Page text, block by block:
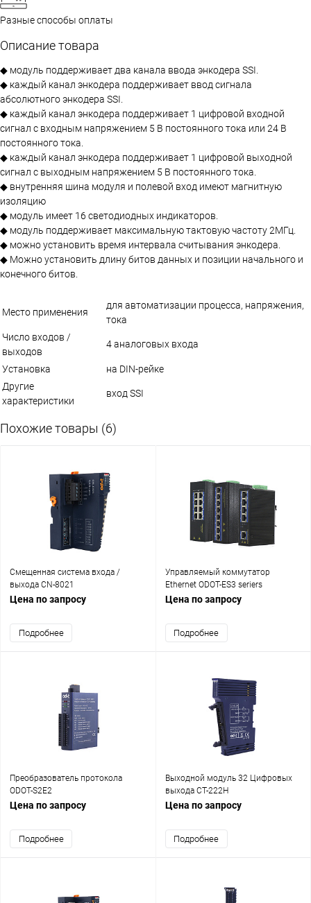
Разные способы оплаты
Описание товара
◆ модуль поддерживает два канала ввода энкодера SSI.
◆ каждый канал энкодера поддерживает ввод сигнала
абсолютного энкодера SSI.
◆ каждый канал энкодера поддерживает 1 цифровой входной
сигнал с входным напряжением 5 В постоянного тока или 24 В
постоянного тока.
◆ каждый канал энкодера поддерживает 1 цифровой выходной
сигнал с выходным напряжением 5 В постоянного тока.
◆ внутренняя шина модуля и полевой вход имеют магнитную
изоляцию
◆ модуль имеет 16 светодиодных индикаторов.
◆ модуль поддерживает максимальную тактовую частоту 2МГц.
◆ можно установить время интервала считывания энкодера.
◆ Можно установить длину битов данных и позиции начального и
конечного битов.
Место применения
для автоматизации процесса, напряжения,
тока
Число входов /
выходов
4 аналоговых входа
Установка
на DIN-рейке
Другие
характеристики
вход SSI
Похожие товары (6)
Смещенная система входа /
выхода CN-8021
Цена по запросу
Подробнее
Управляемый коммутатор
Ethernet ODOT-ES3 seriers
Цена по запросу
Подробнее
Преобразователь протокола
ODOT-S2E2
Цена по запросу
Подробнее
Выходной модуль 32 Цифровых
выхода CT-222H
Цена по запросу
Подробнее